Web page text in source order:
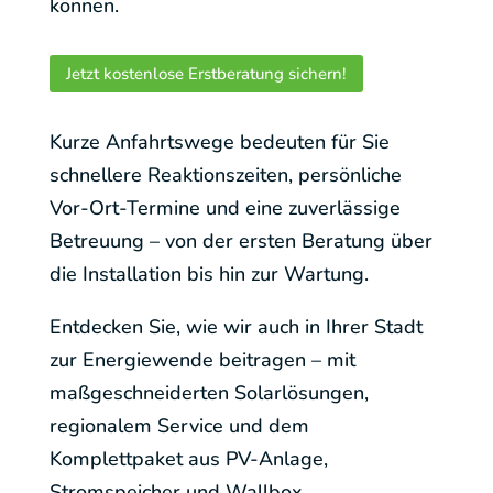
können.
Jetzt kostenlose Erstberatung sichern!
Kurze Anfahrtswege bedeuten für Sie
schnellere Reaktionszeiten, persönliche
Vor-Ort-Termine und eine zuverlässige
Betreuung – von der ersten Beratung über
die Installation bis hin zur Wartung.
Entdecken Sie, wie wir auch in Ihrer Stadt
zur Energiewende beitragen – mit
maßgeschneiderten Solarlösungen,
regionalem Service und dem
Komplettpaket aus PV-Anlage,